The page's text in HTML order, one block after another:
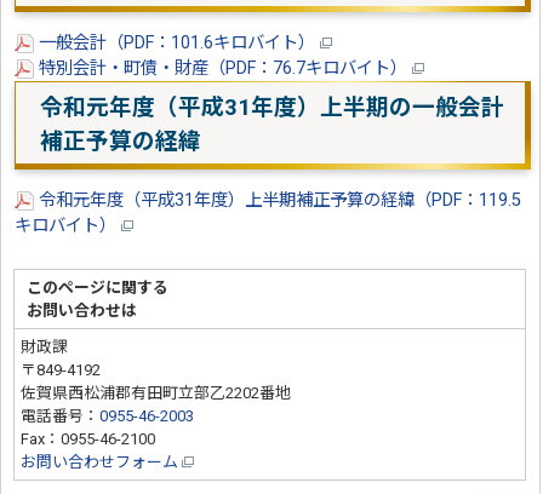
一般会計（PDF：101.6キロバイト）
特別会計・町債・財産（PDF：76.7キロバイト）
令和元年度（平成31年度）上半期の一般会計
補正予算の経緯
令和元年度（平成31年度）上半期補正予算の経緯（PDF：119.5
キロバイト）
このページに関する
お問い合わせは
財政課
〒849-4192
佐賀県西松浦郡有田町立部乙2202番地
電話番号：0955-46-2003
Fax：0955-46-2100
お問い合わせフォーム